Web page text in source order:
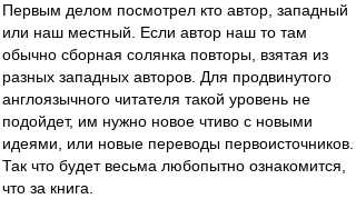
Первым делом посмотрел кто автор, западный
или наш местный. Если автор наш то там
обычно сборная солянка повторы, взятая из
разных западных авторов. Для продвинутого
англоязычного читателя такой уровень не
подойдет, им нужно новое чтиво с новыми
идеями, или новые переводы первоисточников.
Так что будет весьма любопытно ознакомится,
что за книга.